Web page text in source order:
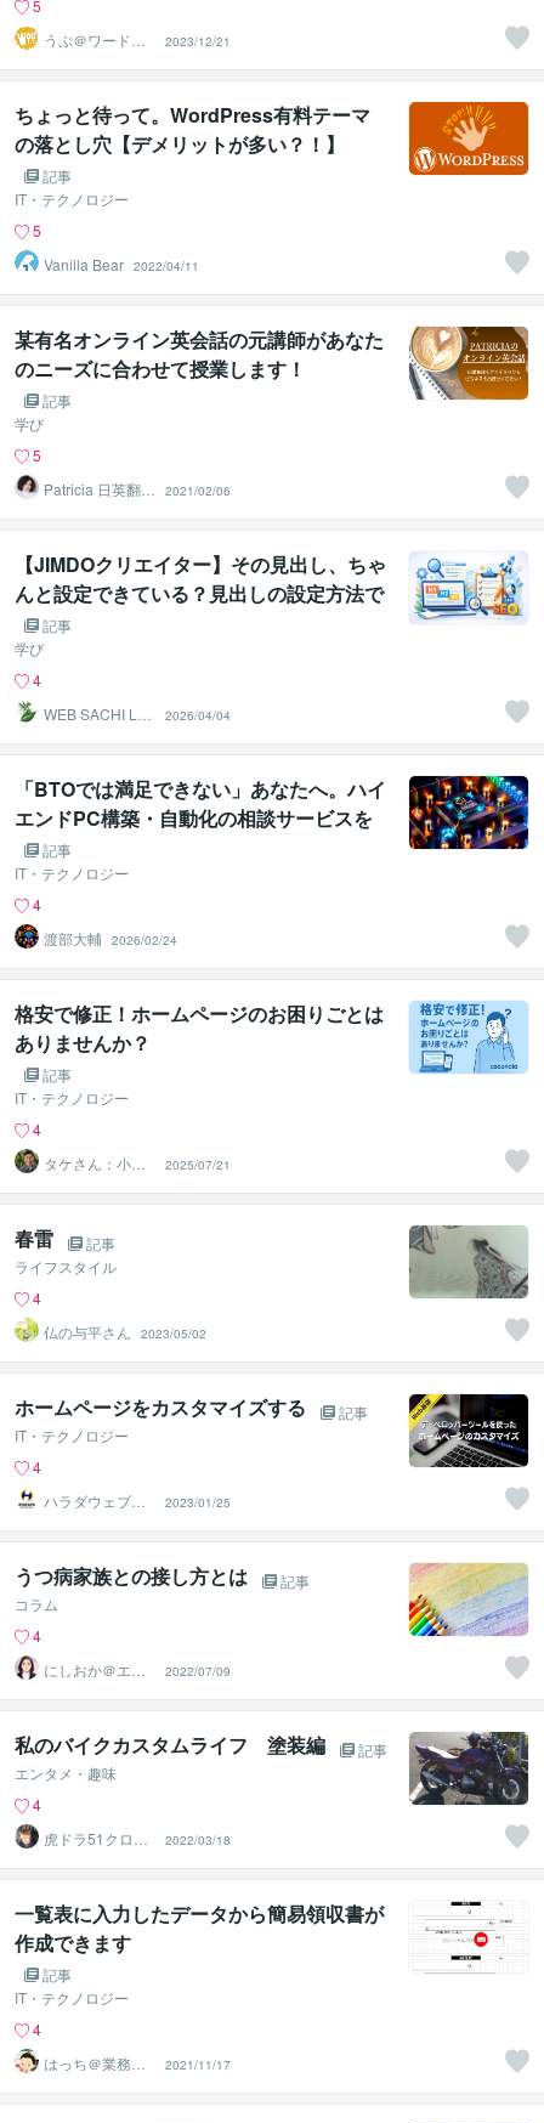
5
うぷ＠ワードプ
レス・WEB活用
相談
2023/12/21
ちょっと待って。WordPress有料テーマ
の落とし穴【デメリットが多い？！】
記事
IT・テクノロジー
5
Vanilla Bear 2022/04/11
某有名オンライン英会話の元講師があなた
のニーズに合わせて授業します！
記事
学び
5
Patricia 日英翻訳
ライター講師
2021/02/06
【JIMDOクリエイター】その見出し、ちゃ
んと設定できている？見出しの設定方法で
迷ったときの正しい対処方法
記事
学び
4
WEB SACHI LA
2026/04/04
「BTOでは満足できない」あなたへ。ハイ
エンドPC構築・自動化の相談サービスを
始めました
記事
IT・テクノロジー
4
渡部大輔 2026/02/24
格安で修正！ホームページのお困りごとは
ありませんか？
記事
IT・テクノロジー
4
タケさん：小規
模事業者Web支
援
2025/07/21
春雷
記事
ライフスタイル
4
仏の与平さん
2023/05/02
ホームページをカスタマイズする
記事
IT・テクノロジー
4
ハラダウェブプ
ランニング
2023/01/25
うつ病家族との接し方とは
記事
コラム
4
にしおか＠エン
パワメントカウ
ンセラー
2022/07/09
私のバイクカスタムライフ 塗装編
記事
エンタメ・趣味
4
虎ドラ51クロハ
ネ
2022/03/18
一覧表に入力したデータから簡易領収書が
作成できます
記事
IT・テクノロジー
4
はっち＠業務効
率化の便利屋さ
ん
2021/11/17